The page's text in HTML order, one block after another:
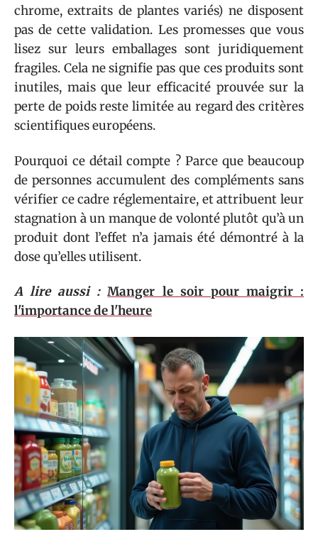
chrome, extraits de plantes variés) ne disposent
pas de cette validation. Les promesses que vous
lisez sur leurs emballages sont juridiquement
fragiles. Cela ne signifie pas que ces produits sont
inutiles, mais que leur efficacité prouvée sur la
perte de poids reste limitée au regard des critères
scientifiques européens.
Pourquoi ce détail compte ? Parce que beaucoup
de personnes accumulent des compléments sans
vérifier ce cadre réglementaire, et attribuent leur
stagnation à un manque de volonté plutôt qu’à un
produit dont l’effet n’a jamais été démontré à la
dose qu’elles utilisent.
A lire aussi : Manger le soir pour maigrir :
l'importance de l'heure